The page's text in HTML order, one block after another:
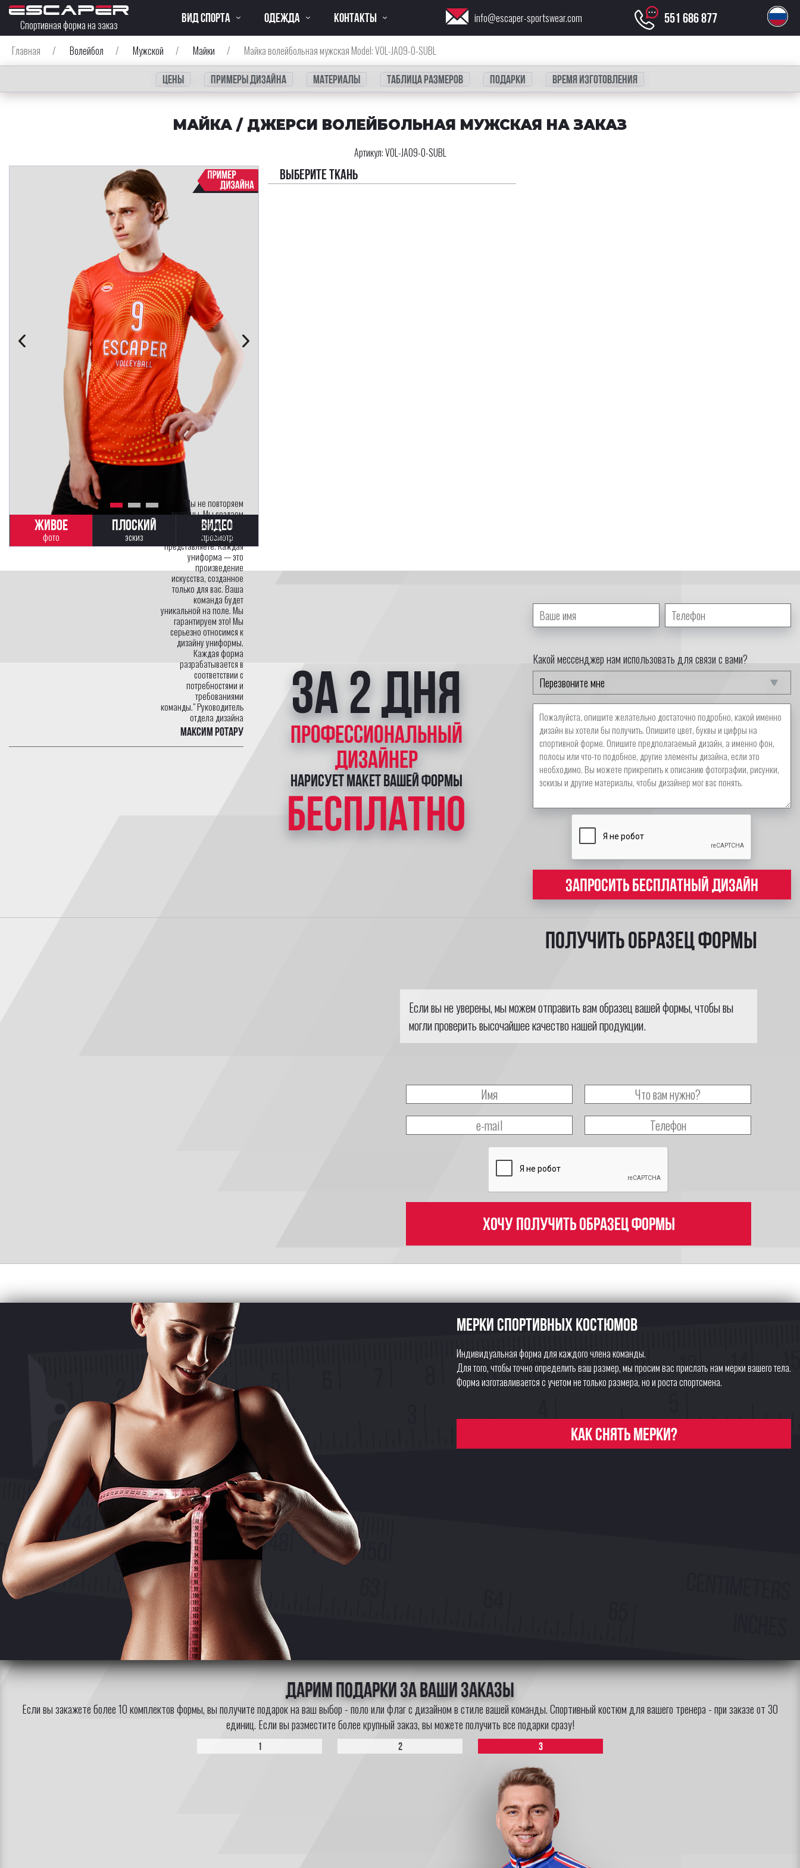
Спортивная форма на заказ ВИД СПОРТА ОДЕЖДА КОНТАКТЫ info@escaper-sportswear.com 551 686 877
Главная / Волейбол / Мужской / Майки / Майка волейбольная мужская Model: VOL-JA09-0-SUBL
Цены Примеры дизайна Материалы Таблица размеров Подарки Время изготовления
МАЙКА / ДЖЕРСИ ВОЛЕЙБОЛЬНАЯ МУЖСКАЯ НА ЗАКАЗ
Артикул:VOL-JA09-0-SUBL
ЖИВОЕ
фото
ПЛОСКИЙ
эскиз
ВИДЕО
просмотр
Выберите ткань
"Мы не повторяем
дизайны. Мы создаем
вашу униформу с нуля
так, как вы ее себе
представляете. Каждая
униформа — это
произведение
искусства, созданное
только для вас. Ваша
команда будет
уникальной на поле. Мы
гарантируем это! Мы
серьезно относимся к
дизайну униформы.
Каждая форма
разрабатывается в
соответствии с
потребностями и
требованиями
команды." Руководитель
отдела дизайна
Максим Ротару
за 2 дня
профессиональный
дизайнер
нарисует макет вашей формы
БЕСПЛАТНО
Какой мессенджер нам использовать для связи с вами?
ЗАПРОСИТЬ БЕСПЛАТНЫЙ ДИЗАЙН
Получить образец формы
Если вы не уверены, мы можем отправить вам образец вашей формы, чтобы вы
могли проверить высочайшее качество нашей продукции.
Хочу получить образец формы
Мерки спортивных костюмов
Индивидуальная форма для каждого члена команды.
Для того, чтобы точно определить ваш размер, мы просим вас прислать нам мерки вашего тела.
Форма изготавливается с учетом не только размера, но и роста спортсмена.
Как снять мерки?
Дарим подарки за Ваши заказы
Если вы закажете более 10 комплектов формы, вы получите подарок на ваш выбор - поло или флаг с дизайном в стиле вашей команды. Спортивный костюм для вашего тренера - при заказе от 30
единиц. Если вы разместите более крупный заказ, вы можете получить все подарки сразу!
1 2 3